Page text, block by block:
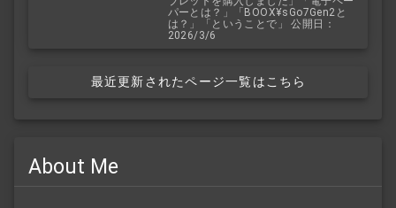
パーとは？」「BOOX¥sGo7Gen2と
は？」「ということで」 公開日：
2026/3/6
最近更新されたページ一覧はこちら
About Me